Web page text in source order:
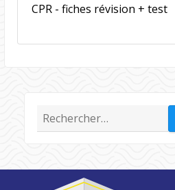
CPR - fiches révision + test
Rechercher :